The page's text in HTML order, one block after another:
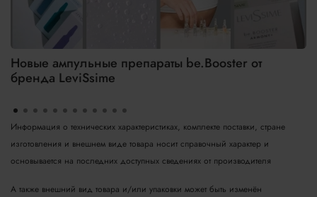
Новые ампульные препараты be.Booster от
бренда LeviSsime
Информация о технических характеристиках, комплекте поставки, стране
изготовления и внешнем виде товара носит справочный характер и
основывается на последних доступных сведениях от производителя
А также внешний вид товара и/или упаковки может быть изменён